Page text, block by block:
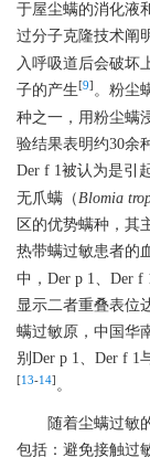
于屋尘螨的消化液
过分子克隆技术阐
入呼吸道后会破坏
子的产生[9] 。粉尘
种之一，用粉尘螨
验结果表明约30余
Der f 1被认为是引
无爪螨（Blomia
区的优势螨种，其
热带螨过敏患者的
中，Der p 1、Der f
显示二者重叠表位
螨过敏原，中国华
别Der p 1、Der f 1
[13-14] 。
随着尘螨过敏
包括：避免接触过